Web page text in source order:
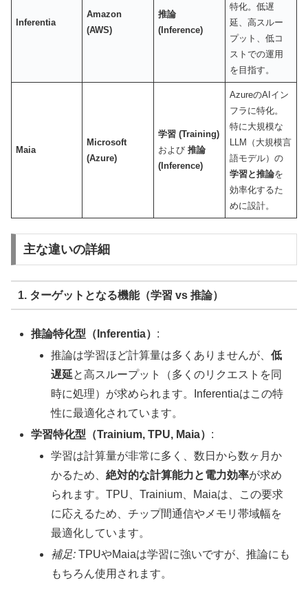
Inferentia
Amazon
(AWS)
推論
(Inference)
特化。低遅
延、高スルー
プット、低コ
ストでの運用
を目指す。
Maia
Microsoft
(Azure)
学習 (Training)
および推論
(Inference)
AzureのAIイン
フラに特化。
特に大規模な
LLM（大規模言
語モデル）の
学習と推論を
効率化するた
めに設計。
主な違いの詳細
1. ターゲットとなる機能（学習 vs 推論）
推論特化型（Inferentia） :
推論は学習ほど計算量は多くありませんが、低
遅延と高スループット（多くのリクエストを同
時に処理）が求められます。Inferentiaはこの特
性に最適化されています。
学習特化型（Trainium, TPU, Maia） :
学習は計算量が非常に多く、数日から数ヶ月か
かるため、絶対的な計算能力と電力効率が求め
られます。TPU、Trainium、Maiaは、この要求
に応えるため、チップ間通信やメモリ帯域幅を
最適化しています。
補足: TPUやMaiaは学習に強いですが、推論にも
もちろん使用されます。